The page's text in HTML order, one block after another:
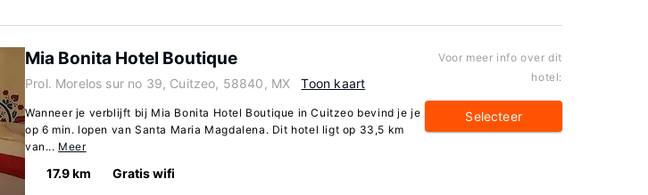
Mia Bonita Hotel Boutique
Prol. Morelos sur no 39, Cuitzeo, 58840, MX Toon kaart
Wanneer je verblijft bij Mia Bonita Hotel Boutique in Cuitzeo bevind je je
op 6 min. lopen van Santa Maria Magdalena. Dit hotel ligt op 33,5 km
van... Meer
17.9 km Gratis wifi
Voor meer info over dit
hotel:
Selecteer